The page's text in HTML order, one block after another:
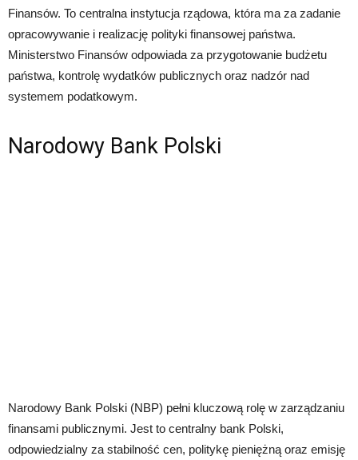
Finansów. To centralna instytucja rządowa, która ma za zadanie
opracowywanie i realizację polityki finansowej państwa.
Ministerstwo Finansów odpowiada za przygotowanie budżetu
państwa, kontrolę wydatków publicznych oraz nadzór nad
systemem podatkowym.
Narodowy Bank Polski
Narodowy Bank Polski (NBP) pełni kluczową rolę w zarządzaniu
finansami publicznymi. Jest to centralny bank Polski,
odpowiedzialny za stabilność cen, politykę pieniężną oraz emisję